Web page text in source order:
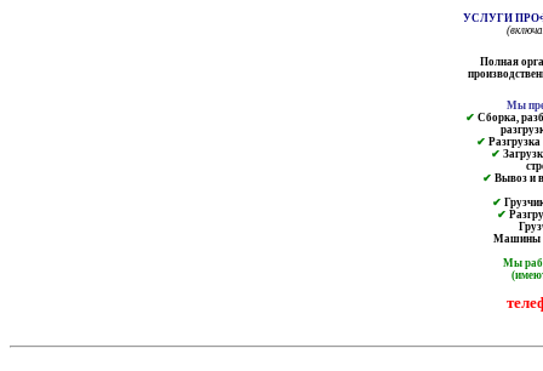
УСЛУГИ
Полная
Мы
✔ Сборка,
✔ Разгрузка
✔
✔ Вывоз и
✔
✔
Машины
Мы